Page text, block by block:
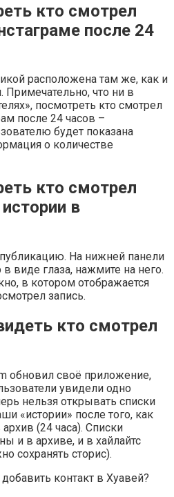
кто смотрел
после 24
расположена там же, как и
Примечательно, что ни в
посмотреть кто смотрел
после 24 часов –
будет показана
о количестве
кто смотрел
в
На нижней панели
виде глаза, нажмите на него.
в котором отображается
запись.
кто смотрел
обновил своё приложение,
увидели одно
нельзя открывать списки
«истории» после того, как
архив (24 часа). Списки
и в архиве, и в хайлайтс
сохранять сторис).
контакт в Хуавей?